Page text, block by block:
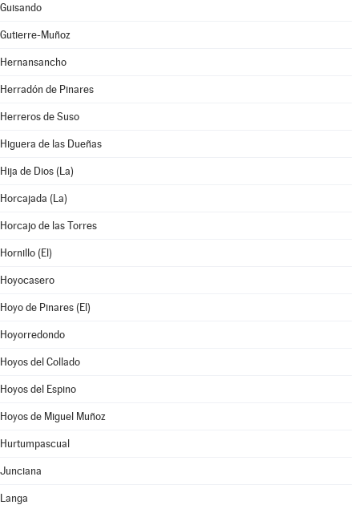
Guisando
Gutierre-Muñoz
Hernansancho
Herradón de Pinares
Herreros de Suso
Higuera de las Dueñas
Hija de Dios (La)
Horcajada (La)
Horcajo de las Torres
Hornillo (El)
Hoyocasero
Hoyo de Pinares (El)
Hoyorredondo
Hoyos del Collado
Hoyos del Espino
Hoyos de Miguel Muñoz
Hurtumpascual
Junciana
Langa